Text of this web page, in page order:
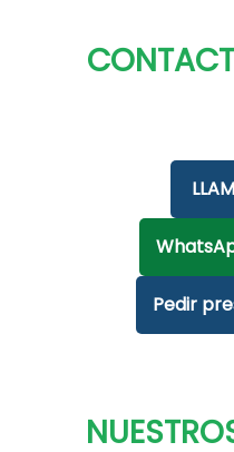
Pedir